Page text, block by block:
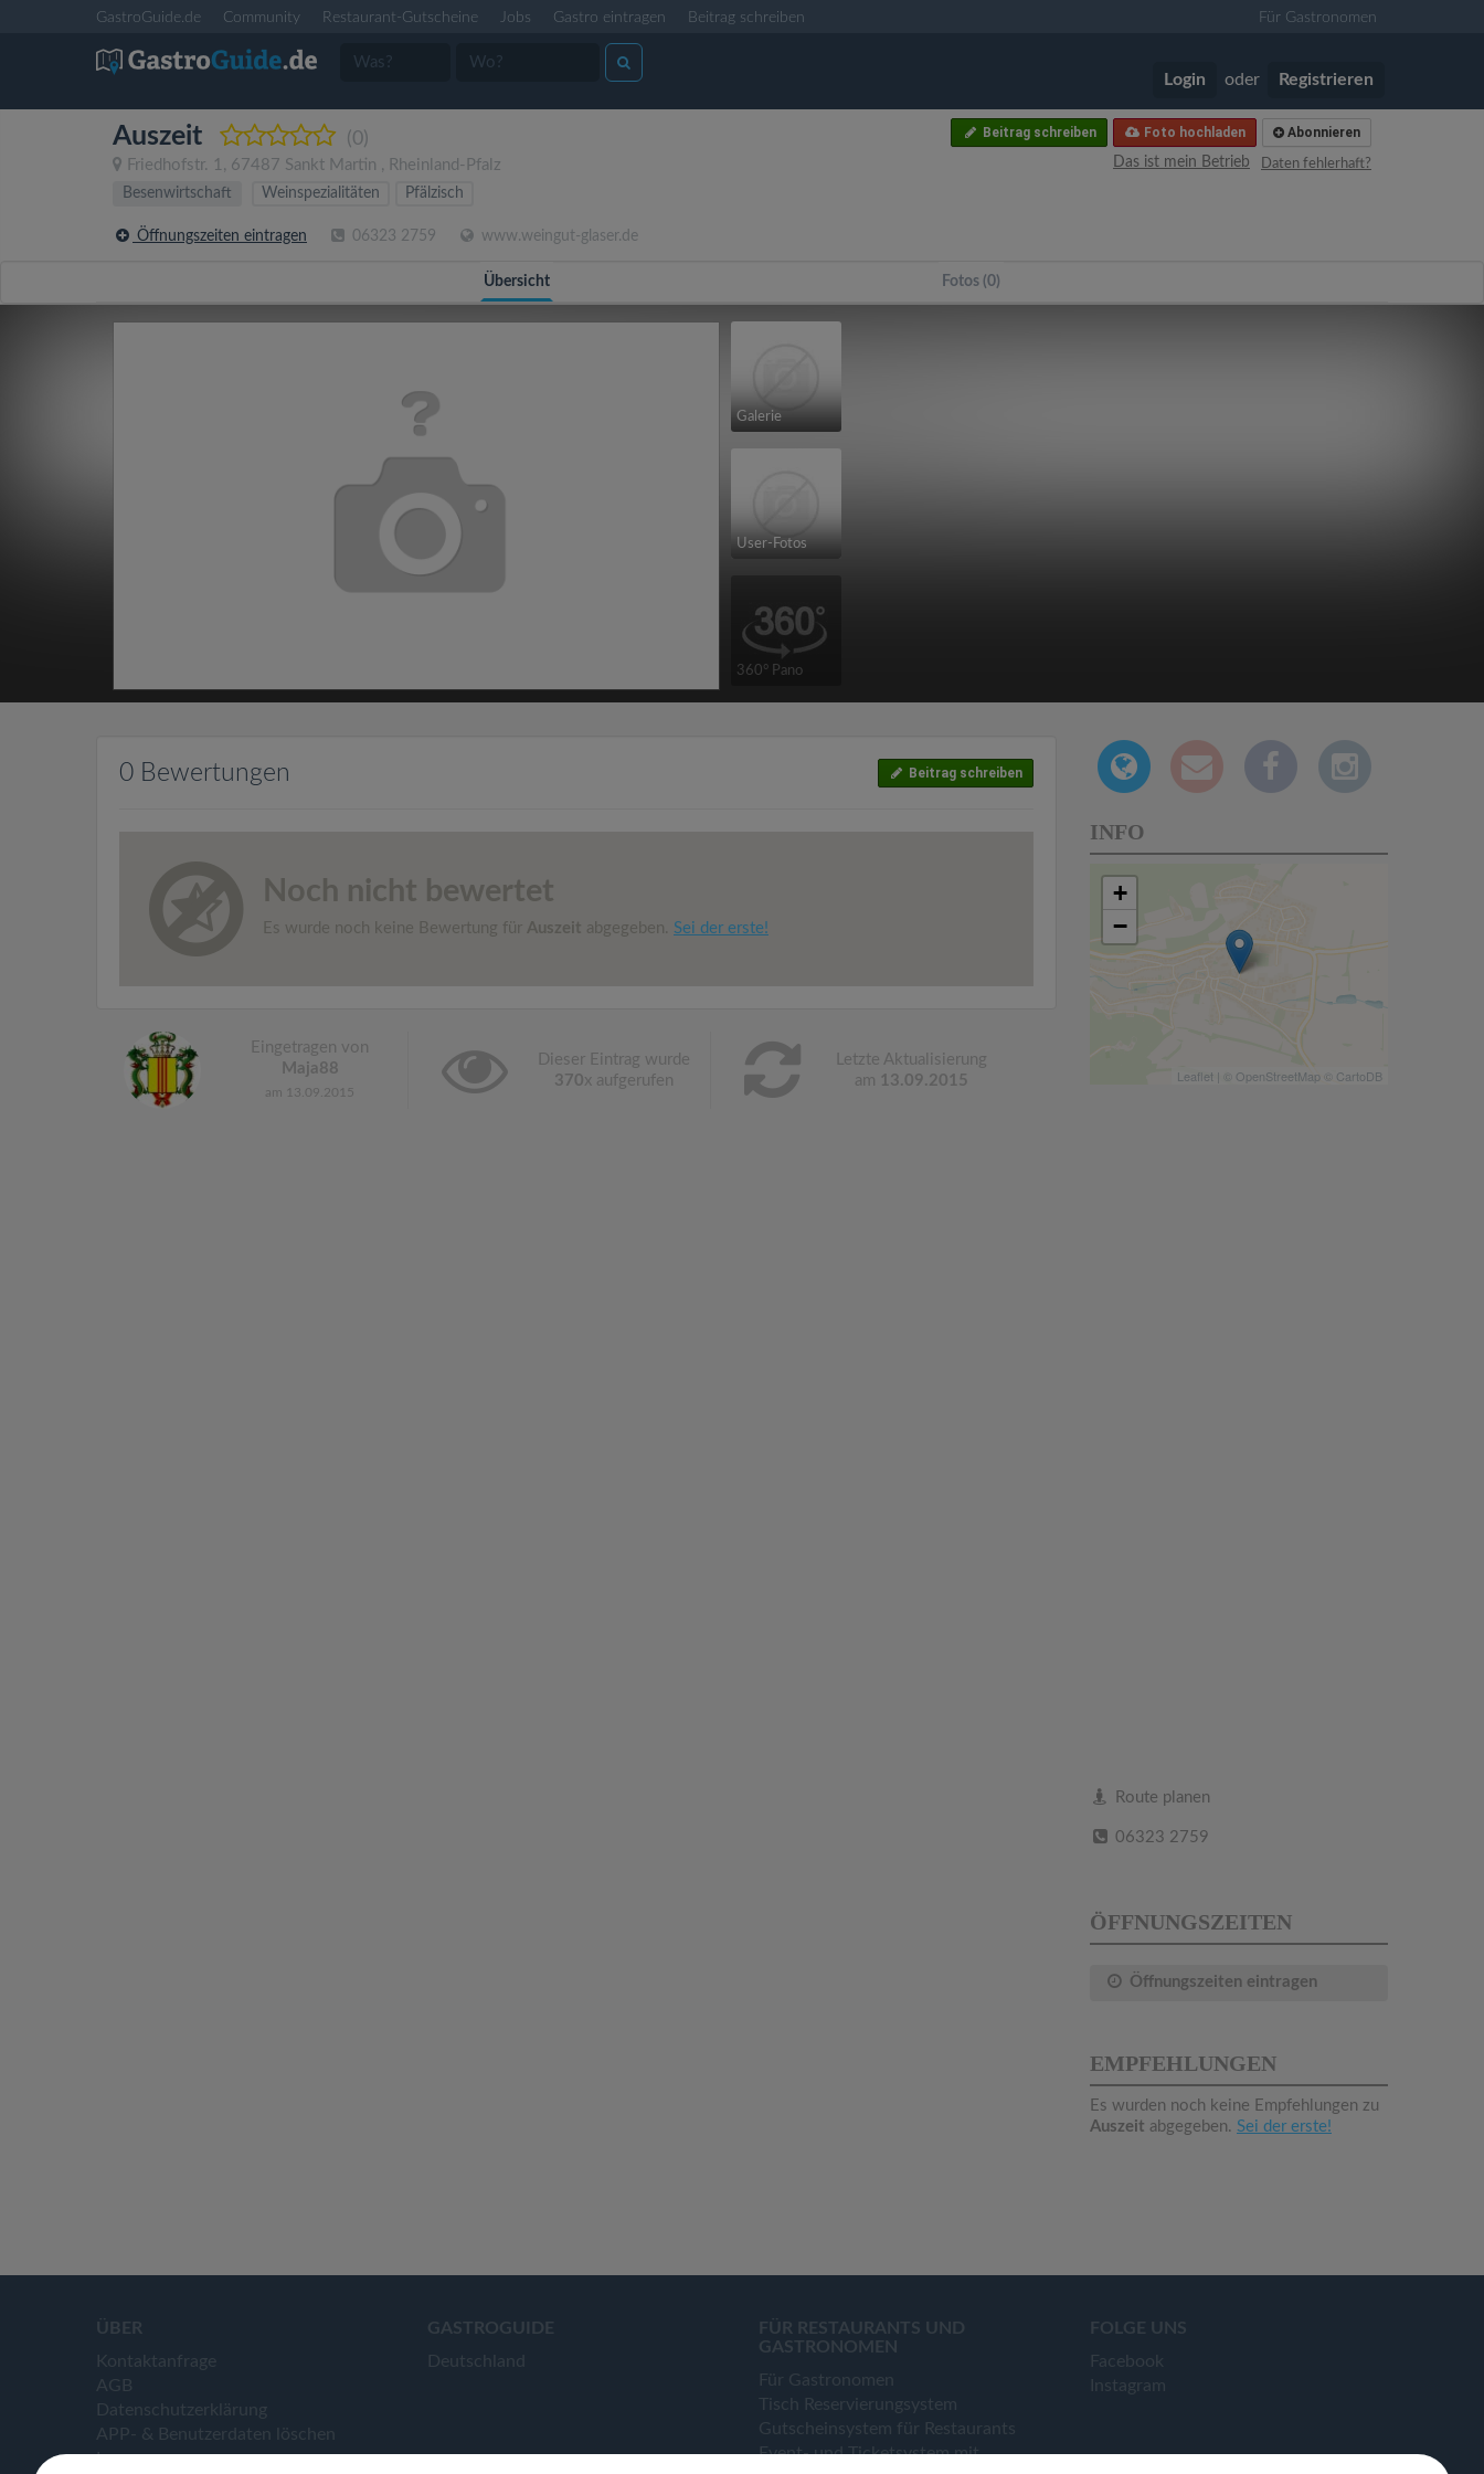
GastroGuide.de Community Restaurant-Gutscheine Jobs Gastro eintragen Beitrag schreiben Für Gastronomen
Login oder Registrieren
Auszeit (0)
Friedhofstr. 1 , 67487 Sankt Martin , Rheinland-Pfalz
Abonnieren
Foto hochladen
Beitrag schreiben
Daten fehlerhaft?
Das ist mein Betrieb
Besenwirtschaft
Weinspezialitäten Pfälzisch
Öffnungszeiten eintragen 06323 2759 www.weingut-glaser.de
Übersicht Fotos (0)
Galerie
User-Fotos
360° Pano
0 Bewertungen Beitrag schreiben
Noch nicht bewertet
Es wurde noch keine Bewertung für Auszeit abgegeben. Sei der erste!
Eingetragen von
Maja88
am 13.09.2015
Dieser Eintrag wurde
370x aufgerufen
Letzte Aktualisierung
am 13.09.2015
INFO
+
−
Leaflet | © OpenStreetMap © CartoDB
Route planen
06323 2759
ÖFFNUNGSZEITEN
Öffnungszeiten eintragen
EMPFEHLUNGEN
Es wurden noch keine Empfehlungen zu
Auszeit abgegeben. Sei der erste!
ÜBER
Kontaktanfrage
AGB
Datenschutzerklärung
APP- & Benutzerdaten löschen
Impressum
GASTROGUIDE
Deutschland
FÜR RESTAURANTS UND
GASTRONOMEN
Für Gastronomen
Tisch Reservierungsystem
Gutscheinsystem für Restaurants
Event- und Ticketsystem mit
FOLGE UNS
Facebook
Instagram